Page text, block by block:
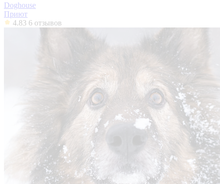
Doghouse
Приют
4.83 6 отзывов